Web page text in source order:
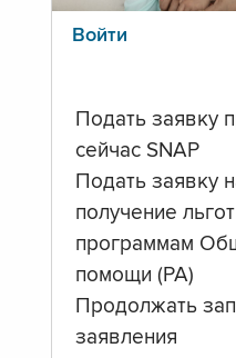
Войти
Подать заявку
сейчас SNAP
Подать заявку
получение
программам
помощи (PA)
Продолжать
заявления